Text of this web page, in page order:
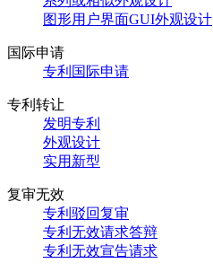
图形用户界面GUI外观设计
国际申请
专利国际申请
专利转让
发明专利
外观设计
实用新型
复审无效
专利驳回复审
专利无效请求答辩
专利无效宣告请求